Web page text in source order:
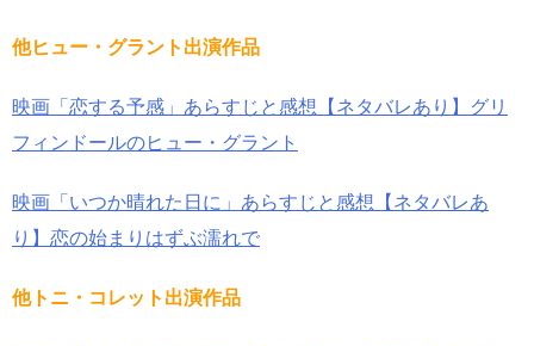
他ヒュー・グラント出演作品
映画「恋する予感」あらすじと感想【ネタバレあり】グリ
フィンドールのヒュー・グラント
映画「いつか晴れた日に」あらすじと感想【ネタバレあ
り】恋の始まりはずぶ濡れで
他トニ・コレット出演作品